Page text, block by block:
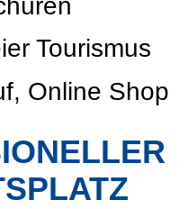
Tourismus
Online Shop